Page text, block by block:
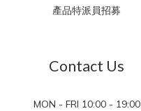
產品特派員招募
Contact Us
MON - FRI 10:00 - 19:00